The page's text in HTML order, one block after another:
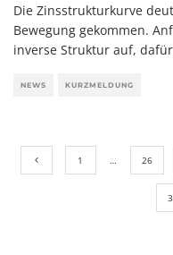
Die Zinsstrukturkurve
Bewegung gekommen.
inverse Struktur auf, dafür
NEWS KURZMELDUNG
1 … 26